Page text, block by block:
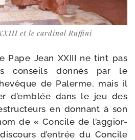
et le car­di­nal Ruffini
Pape Jean XXIII ne tint pas
conseils don­nés par le
de Palerme, mais il
d’emblée dans le jeu des
en don­nant à son
de « Concile de l’ag­gior­
d’entrée du Concile